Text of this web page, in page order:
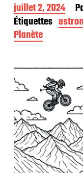
D
a
t
e
p
u
b
l
c
a
t
i
o
n
juillet 2, 2024
Étiquettes
Planète